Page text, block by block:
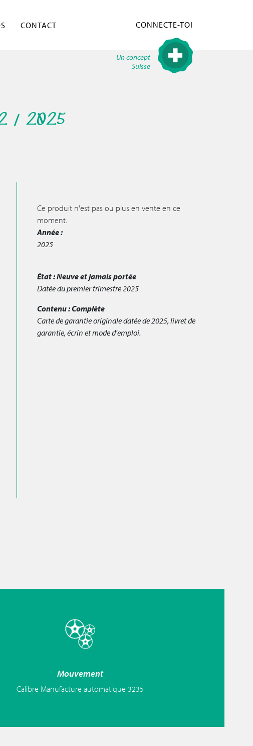
CONTACT CONNECTE-TOI
Un concept
Suisse
/ 2025
Ce produit n'est pas ou plus en vente en ce
moment.
Année :
2025
État :Neuve et jamais portée
Datée du premier trimestre 2025
Contenu :Complète
Carte de garantie originale datée de 2025, livret de
garantie, écrin et mode d'emploi.
Mouvement
Calibre Manufacture automatique 3235